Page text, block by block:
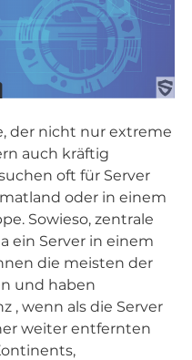
der nicht nur extreme
auch kräftig
oft für Server
oder in einem
Sowieso, zentrale
ein Server in einem
die meisten der
und haben
, wenn als die Server
weiter entfernten